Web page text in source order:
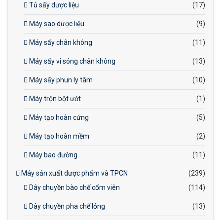
Tủ sấy dược liệu (17)
Máy sao dược liệu (9)
Máy sấy chân không (11)
Máy sấy vi sóng chân không (13)
Máy sấy phun ly tâm (10)
Máy trộn bột ướt (1)
Máy tạo hoàn cứng (5)
Máy tạo hoàn mềm (2)
Máy bao đường (11)
Máy sản xuất dược phẩm và TPCN
(239)
Dây chuyền bào chế cốm viên
(114)
Dây chuyền pha chế lỏng (13)